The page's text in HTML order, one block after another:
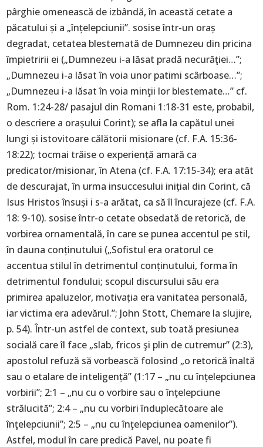
pârghie omenească de izbândă, în această cetate a
păcatului și a „înțelepciunii”. sosise într-un oraș
degradat, cetatea blestemată de Dumnezeu din pricina
împietririi ei („Dumnezeu i-a lăsat pradă necurăţiei…”;
„Dumnezeu i-a lăsat în voia unor patimi scârboase…”;
„Dumnezeu i-a lăsat în voia minţii lor blestemate…” cf.
Rom. 1:24-28/ pasajul din Romani 1:18-31 este, probabil,
o descriere a orașului Corint); se afla la capătul unei
lungi și istovitoare călătorii misionare (cf. F.A. 15:36-
18:22); tocmai trăise o experiență amară ca
predicator/misionar, în Atena (cf. F.A. 17:15-34); era atât
de descurajat, în urma insuccesului inițial din Corint, că
Isus Hristos însuși i s-a arătat, ca să îl încurajeze (cf. F.A.
18: 9-10). sosise într-o cetate obsedată de retorică, de
vorbirea ornamentală, în care se punea accentul pe stil,
în dauna conținutului („Sofistul era oratorul ce
accentua stilul în detrimentul conținutului, forma în
detrimentul fondului; scopul discursului său era
primirea apaluzelor, motivația era vanitatea personală,
iar victima era adevărul.”; John Stott, Chemare la slujire,
p. 54). Într-un astfel de context, sub toată presiunea
socială care îl face „slab, fricos şi plin de cutremur” (2:3),
apostolul refuză să vorbească folosind „o retorică înaltă
sau o etalare de inteligență” (1:17 – „nu cu înțelepciunea
vorbirii”; 2:1 – „nu cu o vorbire sau o înţelepciune
strălucită”; 2:4 – „nu cu vorbiri înduplecătoare ale
înţelepciunii”; 2:5 – „nu cu înţelepciunea oamenilor”).
Astfel, modul în care predică Pavel, nu poate fi